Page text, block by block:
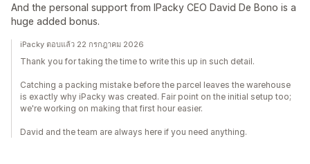
And the personal support from IPacky CEO David De Bono is a
huge added bonus.
iPacky ตอบแล้ว 22 กรกฎาคม 2026
Thank you for taking the time to write this up in such detail.
Catching a packing mistake before the parcel leaves the warehouse
is exactly why iPacky was created. Fair point on the initial setup too;
we're working on making that first hour easier.
David and the team are always here if you need anything.